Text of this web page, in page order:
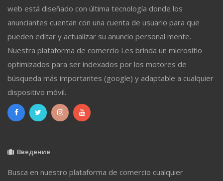
web está diseñado con última tecnología donde los
anunciantes cuentan con una cuenta de usuario para que
pueden editar y actualizar su anuncio personal mente.
Nuestra plataforma de comercio Les brinda un micrositio
optimizados para ser indexados por los motores de
búsqueda más importantes (google) y adaptable a cualquier
dispositivo móvil.
Введение
Busca en nuestro plataforma de comercio cualquier